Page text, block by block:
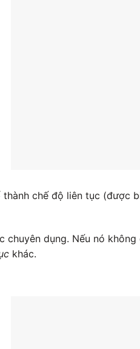
chế độ liên tục (được
chuyên dụng. Nếu nó
khác.